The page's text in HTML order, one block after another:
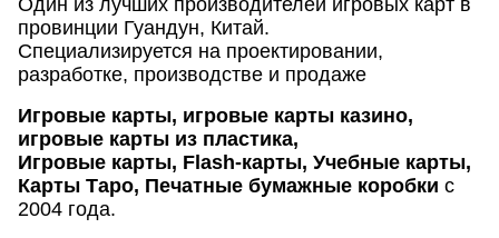
Один из лучших производителей игровых карт в
провинции Гуандун, Китай.
Специализируется на проектировании,
разработке, производстве и продаже
Игровые карты, игровые карты казино,
игровые карты из пластика,
Игровые карты, Flash-карты, Учебные карты,
Карты Таро, Печатные бумажные коробки с
2004 года.